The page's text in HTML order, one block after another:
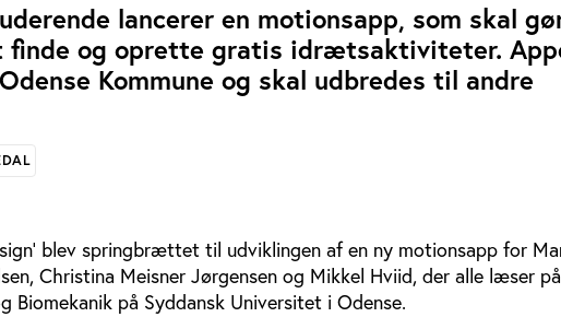
lancerer en motionsapp, som skal
og oprette gratis idrætsaktiviteter.
Kommune og skal udbredes til andre
blev springbrættet til udviklingen af en ny motionsapp for
Christina Meisner Jørgensen og Mikkel Hviid, der alle læser på
på Syddansk Universitet i Odense.